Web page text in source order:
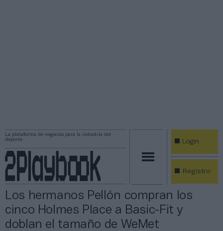
La plataforma de negocios para la industria del
deporte
Login
Registro
Los hermanos Pellón compran los
cinco Holmes Place a Basic-Fit y
doblan el tamaño de WeMet